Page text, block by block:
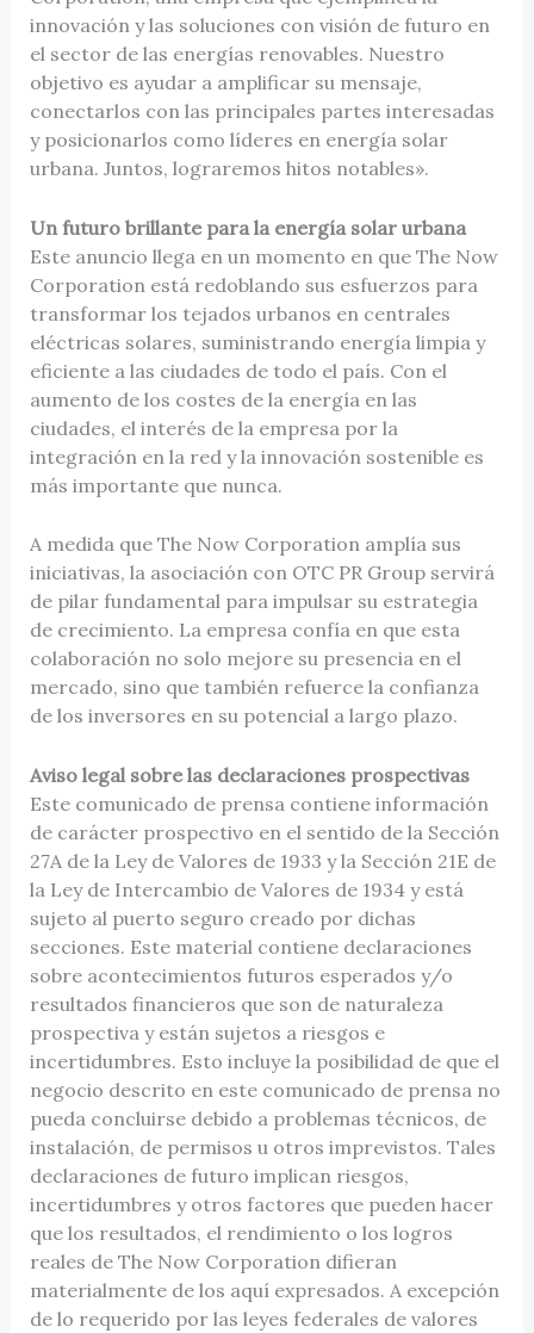
innovación y las soluciones con visión de futuro en
el sector de las energías renovables. Nuestro
objetivo es ayudar a amplificar su mensaje,
conectarlos con las principales partes interesadas
y posicionarlos como líderes en energía solar
urbana. Juntos, lograremos hitos notables».
Un futuro brillante para la energía solar urbana
Este anuncio llega en un momento en que The Now
Corporation está redoblando sus esfuerzos para
transformar los tejados urbanos en centrales
eléctricas solares, suministrando energía limpia y
eficiente a las ciudades de todo el país. Con el
aumento de los costes de la energía en las
ciudades, el interés de la empresa por la
integración en la red y la innovación sostenible es
más importante que nunca.
A medida que The Now Corporation amplía sus
iniciativas, la asociación con OTC PR Group servirá
de pilar fundamental para impulsar su estrategia
de crecimiento. La empresa confía en que esta
colaboración no solo mejore su presencia en el
mercado, sino que también refuerce la confianza
de los inversores en su potencial a largo plazo.
Aviso legal sobre las declaraciones prospectivas
Este comunicado de prensa contiene información
de carácter prospectivo en el sentido de la Sección
27A de la Ley de Valores de 1933 y la Sección 21E de
la Ley de Intercambio de Valores de 1934 y está
sujeto al puerto seguro creado por dichas
secciones. Este material contiene declaraciones
sobre acontecimientos futuros esperados y/o
resultados financieros que son de naturaleza
prospectiva y están sujetos a riesgos e
incertidumbres. Esto incluye la posibilidad de que el
negocio descrito en este comunicado de prensa no
pueda concluirse debido a problemas técnicos, de
instalación, de permisos u otros imprevistos. Tales
declaraciones de futuro implican riesgos,
incertidumbres y otros factores que pueden hacer
que los resultados, el rendimiento o los logros
reales de The Now Corporation difieran
materialmente de los aquí expresados. A excepción
de lo requerido por las leyes federales de valores